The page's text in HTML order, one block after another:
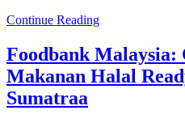
Continue ReadingSumatraa
Astro
Awani:
Bagaimana
Foodbank Malaysia:
Makanan Halal
Sumatraa